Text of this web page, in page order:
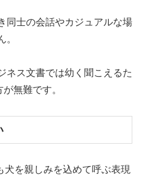
同士の会話やカジュアルな場
。
ネス文書では幼く聞こえるた
無難です。
を親しみを込めて呼ぶ表現